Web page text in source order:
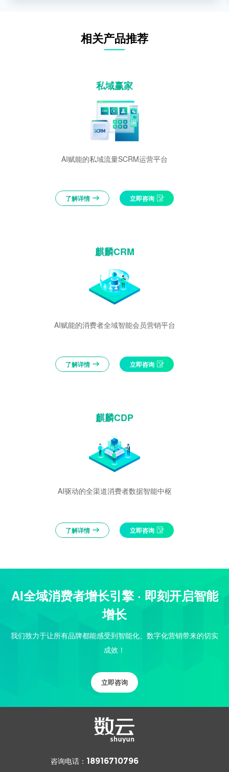
相关产品推荐
私域赢家
AI赋能的私域流量SCRM运营平台
了解详情 立即咨询
麒麟CRM
AI赋能的消费者全域智能会员营销平台
了解详情 立即咨询
麒麟CDP
AI驱动的全渠道消费者数据智能中枢
了解详情 立即咨询
AI全域消费者增长引擎 · 即刻开启智能
增长
我们致力于让所有品牌都能感受到智能化、数字化营销带来的切实
成效！
立即咨询
咨询电话： 18916710796